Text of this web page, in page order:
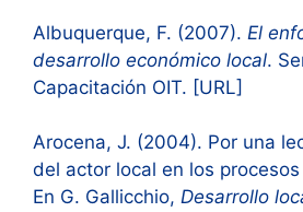
Albuquerque, F. (2007). El
desarrollo económico local.
Capacitación OIT. [URL]
Arocena, J. (2004). Por una
del actor local en los
En G. Gallicchio, Desarrollo